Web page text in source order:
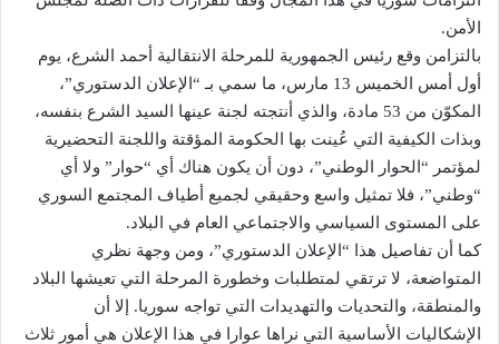
الأمن.
بالتزامن وقع رئيس الجمهورية للمرحلة الانتقالية أحمد الشرع، يوم
أول أمس الخميس 13 مارس، ما سمي بـ “الإعلان الدستوري”،
المكوّن من 53 مادة، والذي أنتجته لجنة عينها السيد الشرع بنفسه،
وبذات الكيفية التي عُينت بها الحكومة المؤقتة واللجنة التحضيرية
لمؤتمر “الحوار الوطني”، دون أن يكون هناك أي “حوار” ولا أي
“وطني”، فلا تمثيل واسع وحقيقي لجميع أطياف المجتمع السوري
على المستوى السياسي والاجتماعي العام في البلاد.
كما أن تفاصيل هذا “الإعلان الدستوري”، ومن وجهة نظري
المتواضعة، لا ترتقي لمتطلبات وخطورة المرحلة التي تعيشها البلاد
والمنطقة، والتحديات والتهديدات التي تواجه سوريا. إلا أن
الإشكاليات الأساسية التي نراها عوارا في هذا الإعلان هي أمور ثلاث